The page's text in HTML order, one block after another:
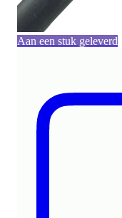
Aan een stuk geleverd